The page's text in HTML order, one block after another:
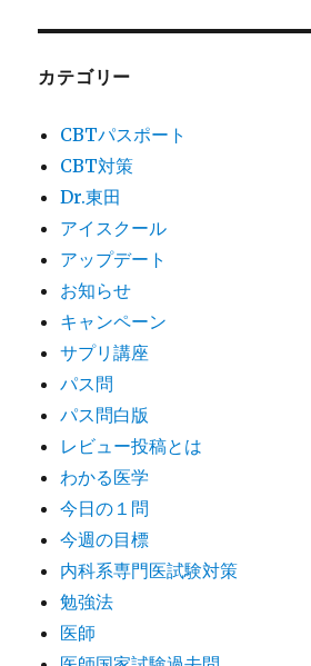
カテゴリー
CBTパスポート
CBT対策
Dr.東田
アイスクール
アップデート
お知らせ
キャンペーン
サプリ講座
パス問
パス問白版
レビュー投稿とは
わかる医学
今日の１問
今週の目標
内科系専門医試験対策
勉強法
医師